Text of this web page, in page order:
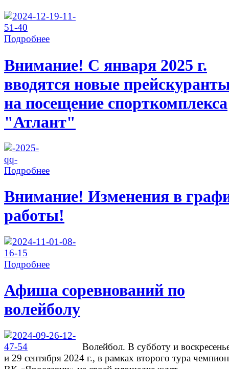
Подробнее
Внимание! С января 2025 г.
вводятся новые
на посещение спорткомплекса
"Атлант"
Подробнее
Внимание! Изменения в
работы!
Подробнее
Афиша соревнований по
волейболу
Волейбол. В субботу и
и 29 сентября 2024 г., в рамках второго тура